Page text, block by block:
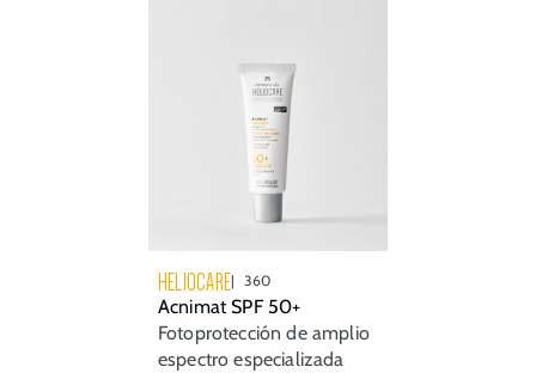
HELIOCARE 360
Acnimat SPF 50+
Fotoprotección de amplio
espectro especializada